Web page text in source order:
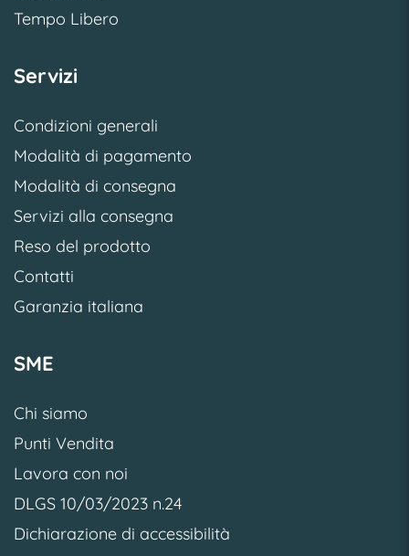
Tempo Libero
Servizi
Condizioni generali
Modalità di pagamento
Modalità di consegna
Servizi alla consegna
Reso del prodotto
Contatti
Garanzia italiana
SME
Chi siamo
Punti Vendita
Lavora con noi
DLGS 10/03/2023 n.24
Dichiarazione di accessibilità